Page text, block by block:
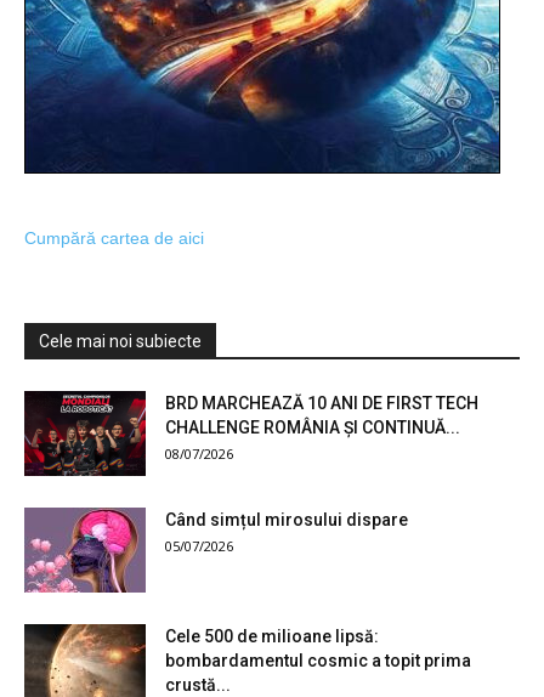
Cumpără cartea de aici
Cele mai noi subiecte
BRD MARCHEAZĂ 10 ANI DE FIRST TECH
CHALLENGE ROMÂNIA ȘI CONTINUĂ...
08/07/2026
Când simțul mirosului dispare
05/07/2026
Cele 500 de milioane lipsă:
bombardamentul cosmic a topit prima
crustă...